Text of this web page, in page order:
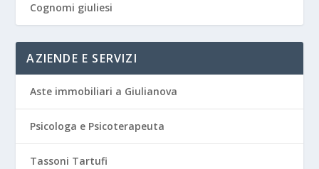
Cognomi giuliesi
AZIENDE E SERVIZI
Aste immobiliari a Giulianova
Psicologa e Psicoterapeuta
Tassoni Tartufi